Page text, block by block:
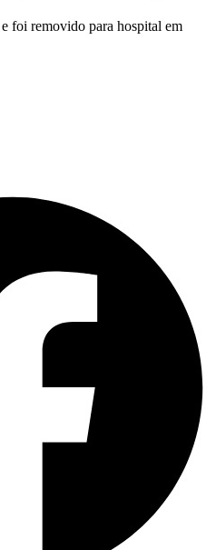
foi removido para hospital em